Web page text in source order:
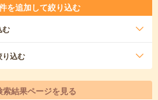
を追加して絞り込む
む
り込む
索結果ページを見る